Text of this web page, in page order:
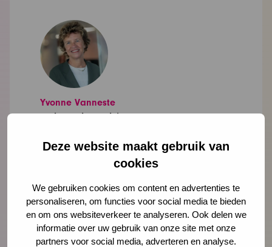
Deze website maakt gebruik van
cookies
We gebruiken cookies om content en advertenties te
personaliseren, om functies voor social media te bieden
en om ons websiteverkeer te analyseren. Ook delen we
informatie over uw gebruik van onze site met onze
partners voor social media, adverteren en analyse.
Yvonne Vanneste
onderzoeker, adviseur
yvanneste@ncj.nl
06 - 83 77 83 91
LinkedIn
Lees meer over Yvonne Vanneste